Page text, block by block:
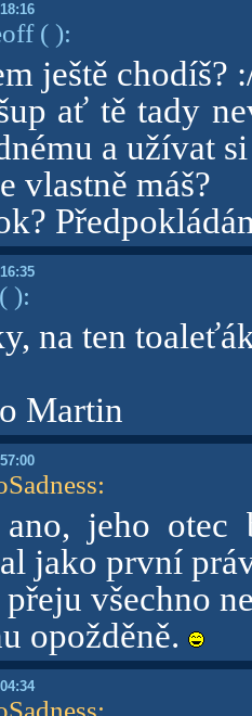
( ):
ještě chodíš?
ať tě tady
a užívat
vlastně máš?
):
na ten
Martin
:
jeho
jako první
přeju všechno
opožděně.
: